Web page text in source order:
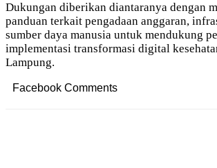
Dukungan diberikan diantaranya dengan
panduan terkait pengadaan anggaran,
sumber daya manusia untuk mendukung
implementasi transformasi digital
Lampung.
Facebook Comments